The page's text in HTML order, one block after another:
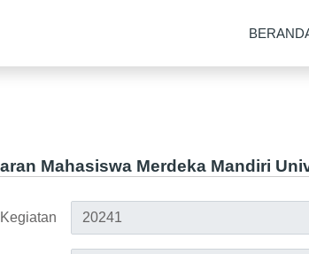
Mahasiswa Merdeka Mandiri